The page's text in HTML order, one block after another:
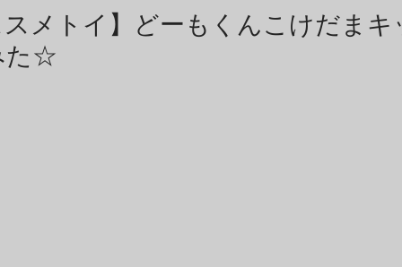
メトイ】どーもくんこけだまキ
た☆